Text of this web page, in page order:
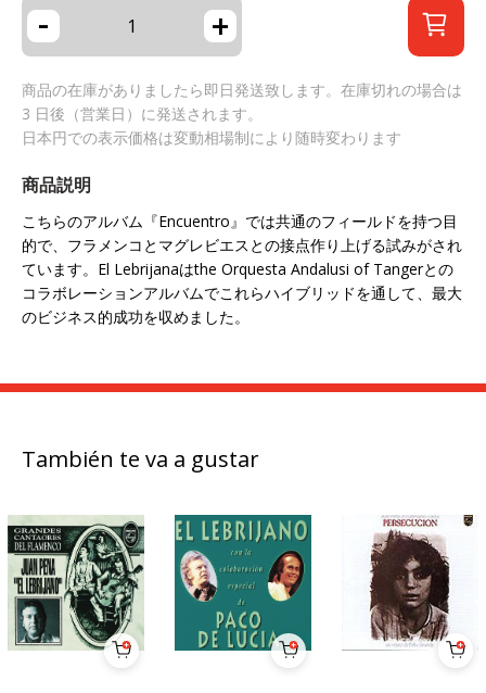
- +
商品の在庫がありましたら即日発送致します。在庫切れの場合は
3 日後（営業日）に発送されます。
日本円での表示価格は変動相場制により随時変わります
商品説明
こちらのアルバム『Encuentro』では共通のフィールドを持つ目
的で、フラメンコとマグレビエスとの接点作り上げる試みがされ
ています。 El Lebrijanaはthe Orquesta Andalusi of Tangerとの
コラボレーションアルバムでこれらハイブリッドを通して、最大
のビジネス的成功を収めました。
También te va a gustar